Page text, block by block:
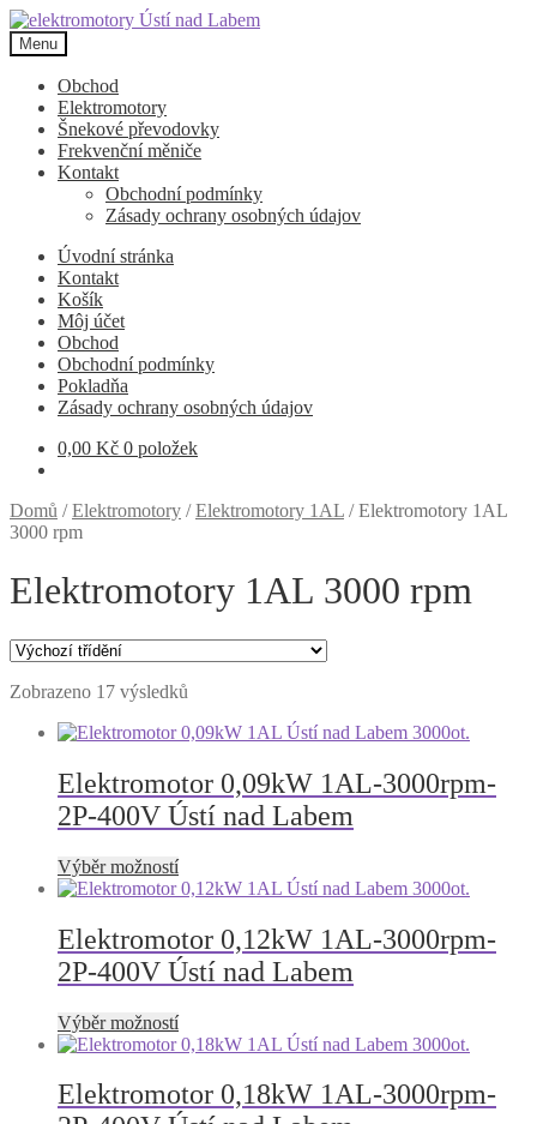
Přeskočit
na
navigaci
Přejít
k
obsahu
webu
Menu
Obchod
Elektromotory
Šnekové převodovky
Frekvenční měniče
Kontakt
Obchodní podmínky
Zásady ochrany osobných údajov
Úvodní stránka
Kontakt
Košík
Môj účet
Obchod
Obchodní podmínky
Pokladňa
Zásady ochrany osobných údajov
0,00 Kč 0 položek
Domů /Elektromotory /Elektromotory 1AL /Elektromotory 1AL
3000 rpm
Elektromotory 1AL 3000 rpm
Zobrazeno 17 výsledků
Elektromotor 0,09kW 1AL-3000rpm-
2P-400V Ústí nad Labem
Výběr možnostíTento
produkt
více
variant.
Možnosti
vybrat
na
stránce
produktu
Elektromotor 0,12kW 1AL-3000rpm-
2P-400V Ústí nad Labem
Výběr možnostíTento
produkt
více
variant.
Elektromotor 0,18kW 1AL-3000rpm-